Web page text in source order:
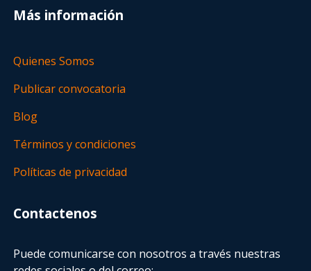
Más información
Quienes Somos
Publicar convocatoria
Blog
Términos y condiciones
Políticas de privacidad
Contactenos
Puede comunicarse con nosotros a través nuestras